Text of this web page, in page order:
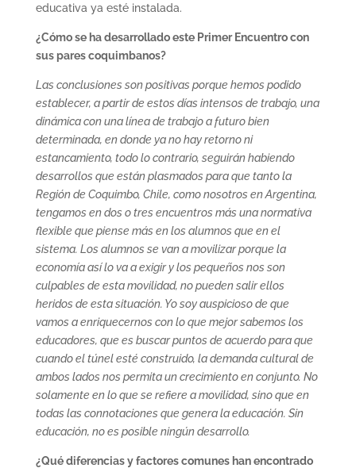
educativa ya esté instalada.
¿Cómo se ha desarrollado este Primer Encuentro con
sus pares coquimbanos?
Las conclusiones son positivas porque hemos podido
establecer, a partir de estos días intensos de trabajo, una
dinámica con una línea de trabajo a futuro bien
determinada, en donde ya no hay retorno ni
estancamiento, todo lo contrario, seguirán habiendo
desarrollos que están plasmados para que tanto la
Región de Coquimbo, Chile, como nosotros en Argentina,
tengamos en dos o tres encuentros más una normativa
flexible que piense más en los alumnos que en el
sistema. Los alumnos se van a movilizar porque la
economía así lo va a exigir y los pequeños nos son
culpables de esta movilidad, no pueden salir ellos
heridos de esta situación. Yo soy auspicioso de que
vamos a enriquecernos con lo que mejor sabemos los
educadores, que es buscar puntos de acuerdo para que
cuando el túnel esté construido, la demanda cultural de
ambos lados nos permita un crecimiento en conjunto. No
solamente en lo que se refiere a movilidad, sino que en
todas las connotaciones que genera la educación. Sin
educación, no es posible ningún desarrollo.
¿Qué diferencias y factores comunes han encontrado